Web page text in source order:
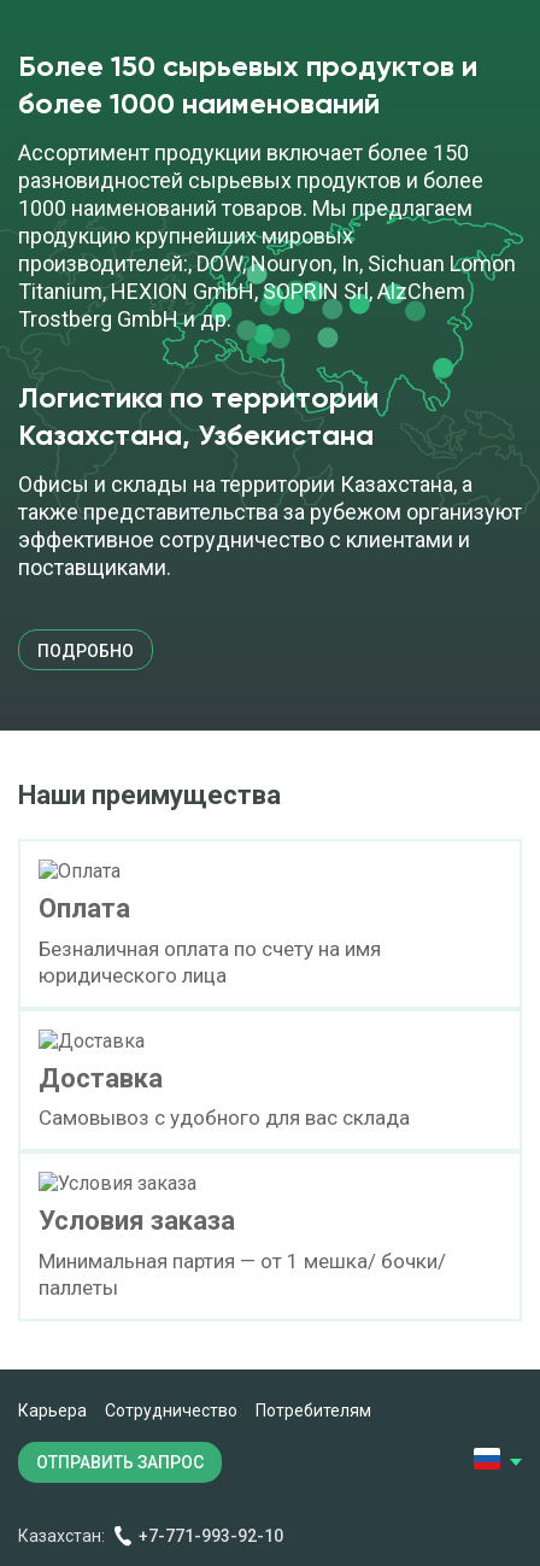
Более 150 сырьевых продуктов и
более 1000 наименований
Ассортимент продукции включает более 150
разновидностей сырьевых продуктов и более
1000 наименований товаров. Мы предлагаем
продукцию крупнейших мировых
производителей:, DOW, Nouryon, In, Sichuan Lomon
Titanium, HEXION GmbH, SOPRIN Srl, AlzChem
Trostberg GmbH и др.
Логистика по территории
Казахстана, Узбекистана
Офисы и склады на территории Казахстана, а
также представительства за рубежом организуют
эффективное сотрудничество с клиентами и
поставщиками.
ПОДРОБНО
Наши преимущества
Оплата
Безналичная оплата по счету на имя
юридического лица
Доставка
Самовывоз с удобного для вас склада
Условия заказа
Минимальная партия — от 1 мешка/ бочки/
паллеты
Карьера Сотрудничество Потребителям
ОТПРАВИТЬ ЗАПРОС
Казахстан: +7-771-993-92-10